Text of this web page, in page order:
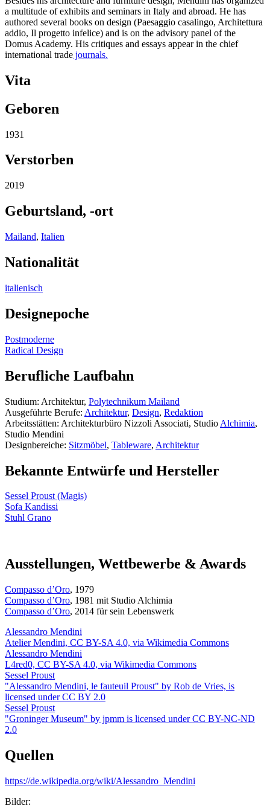
a multitude of exhibits and seminars in Italy and abroad. He has
authored several books on design (Paesaggio casalingo, Architettura
addio, Il progetto infelice) and is on the advisory panel of the
Domus Academy. His critiques and essays appear in the chief
international trade journals.
Vita
Geboren
1931
Verstorben
2019
Geburtsland, -ort
Mailand, Italien
Nationalität
italienisch
Designepoche
Postmoderne
Radical Design
Berufliche Laufbahn
Studium: Architektur, Polytechnikum Mailand
Ausgeführte Berufe: Architektur, Design, Redaktion
Arbeitsstätten: Architekturbüro Nizzoli Associati, Studio Alchimia,
Studio Mendini
Designbereiche: Sitzmöbel, Tableware, Architektur
Bekannte Entwürfe und Hersteller
Sessel Proust (Magis)
Sofa Kandissi
Stuhl Grano
Ausstellungen, Wettbewerbe & Awards
Compasso d’Oro, 1979
Compasso d’Oro, 1981 mit Studio Alchimia
Compasso d’Oro, 2014 für sein Lebenswerk
Alessandro Mendini
Atelier Mendini, CC BY-SA 4.0, via Wikimedia Commons
Alessandro Mendini
L4red0, CC BY-SA 4.0, via Wikimedia Commons
Sessel Proust
"Alessandro Mendini, le fauteuil Proust" by Rob de Vries, is
licensed under CC BY 2.0
Sessel Proust
"Groninger Museum" by jpmm is licensed under CC BY-NC-ND
2.0
Quellen
https://de.wikipedia.org/wiki/Alessandro_Mendini
Bilder: